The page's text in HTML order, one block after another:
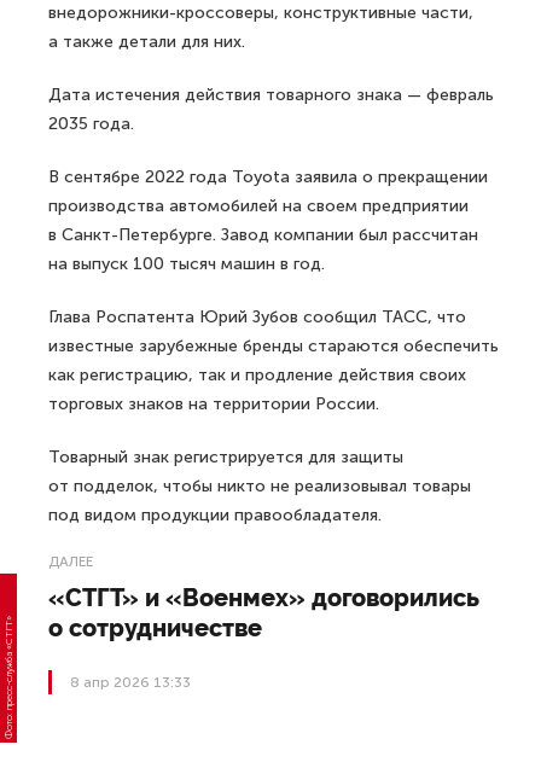
внедорожники-кроссоверы, конструктивные части,
а также детали для них.
Дата истечения действия товарного знака — февраль
2035 года.
В сентябре 2022 года Toyota заявила о прекращении
производства автомобилей на своем предприятии
в Санкт-Петербурге. Завод компании был рассчитан
на выпуск 100 тысяч машин в год.
Глава Роспатента Юрий Зубов сообщил ТАСС, что
известные зарубежные бренды стараются обеспечить
как регистрацию, так и продление действия своих
торговых знаков на территории России.
Товарный знак регистрируется для защиты
от подделок, чтобы никто не реализовывал товары
под видом продукции правообладателя.
ДАЛЕЕ
«СТГТ» и «Военмех» договорились
о сотрудничестве
8 апр 2026 13:33